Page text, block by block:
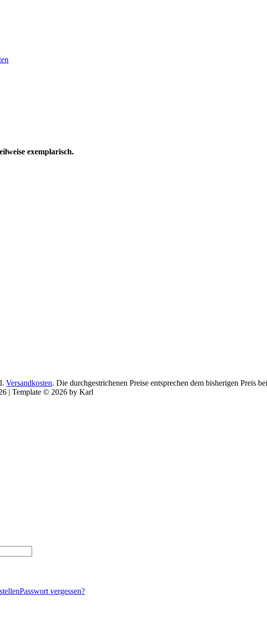
exemplarisch.
Versandkosten. Die durchgestrichenen Preise entsprechen dem bisherigen Preis
| Template © 2026 by Karl
Passwort vergessen?